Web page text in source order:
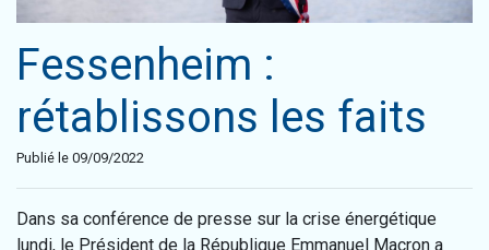
Fessenheim :
rétablissons les faits
Publié le 09/09/2022
Dans sa conférence de presse sur la crise énergétique
lundi, le Président de la République Emmanuel Macron a